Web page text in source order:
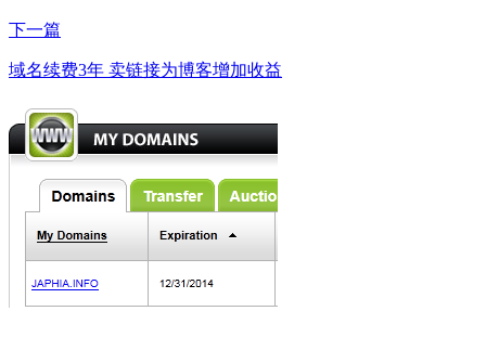
下一篇
域名续费3年 卖链接为博客增加收益